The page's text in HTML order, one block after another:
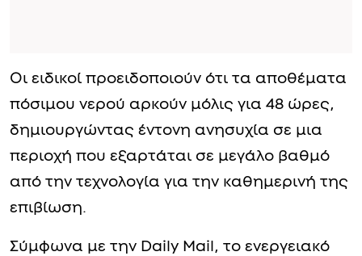
Οι ειδικοί προειδοποιούν ότι τα αποθέματα
πόσιμου νερού αρκούν μόλις για 48 ώρες,
δημιουργώντας έντονη ανησυχία σε μια
περιοχή που εξαρτάται σε μεγάλο βαθμό
από την τεχνολογία για την καθημερινή της
επιβίωση.
Σύμφωνα με την Daily Mail, το ενεργειακό